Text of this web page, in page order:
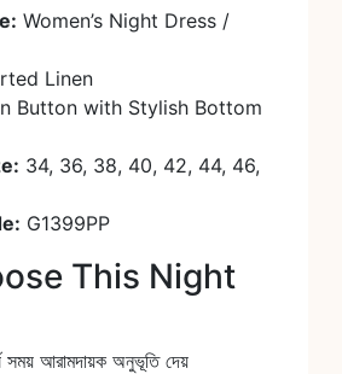
Women’s Night Dress /
Linen
Button with Stylish Bottom
34, 36, 38, 40, 42, 44, 46,
G1399PP
This Night
আরামদায়ক অনুভূতি দেয়